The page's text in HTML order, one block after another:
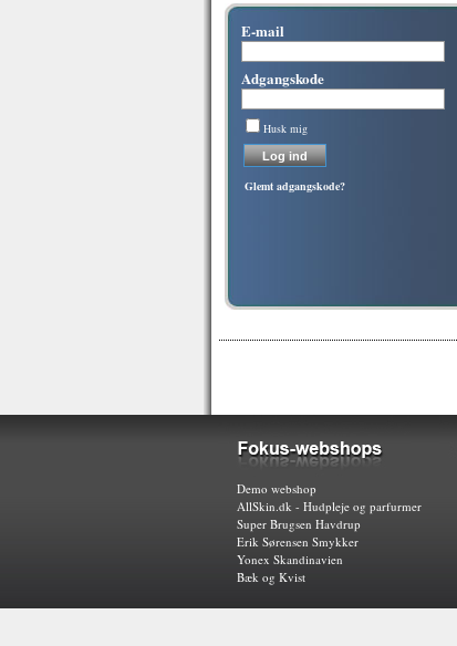
E-mail
Adgangskode
Husk mig
Glemt adgangskode?
Demo webshop
AllSkin.dk - Hudpleje og parfurmer
Super Brugsen Havdrup
Erik Sørensen Smykker
Yonex Skandinavien
Bæk og Kvist